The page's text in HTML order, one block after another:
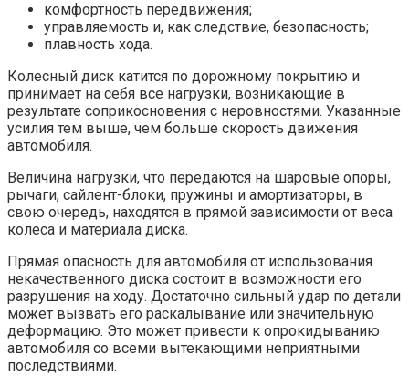
комфортность передвижения;
управляемость и, как следствие, безопасность;
плавность хода.
Колесный диск катится по дорожному покрытию и
принимает на себя все нагрузки, возникающие в
результате соприкосновения с неровностями. Указанные
усилия тем выше, чем больше скорость движения
автомобиля.
Величина нагрузки, что передаются на шаровые опоры,
рычаги, сайлент-блоки, пружины и амортизаторы, в
свою очередь, находятся в прямой зависимости от веса
колеса и материала диска.
Прямая опасность для автомобиля от использования
некачественного диска состоит в возможности его
разрушения на ходу. Достаточно сильный удар по детали
может вызвать его раскалывание или значительную
деформацию. Это может привести к опрокидыванию
автомобиля со всеми вытекающими неприятными
последствиями.